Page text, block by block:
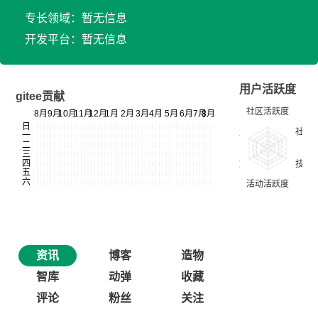
专长领域：暂无信息
开发平台：暂无信息
gitee贡献
用户活跃度
资讯 博客
造物
智库
动弹
收藏
评论
粉丝 关注